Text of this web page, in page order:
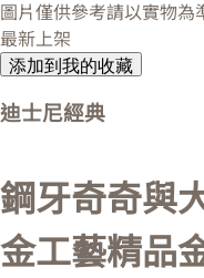
圖片僅供參考請以實物為
最新上架
添加到我的收藏
迪士尼經典
鋼牙奇奇與
金工藝精品